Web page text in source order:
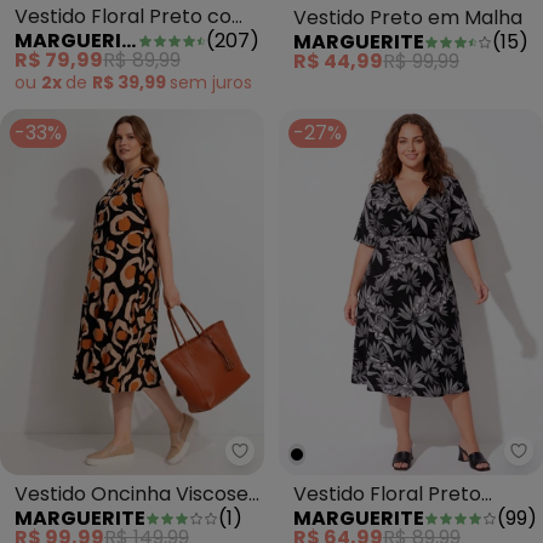
Vestido Floral Preto com
Franzidos Plus Size
MARGUERITE (207)
R$ 79,99R$ 89,99
ou 2x de R$ 39,99 sem juros
Vestido Preto em Malha
MARGUERITE
(15)
R$ 44,99R$ 99,99
-33%
Marguerite - Vestido Oncinha
Vestido Oncinha Viscose
Plana
MARGUERITE (1)
-27%
Vestido Floral Preto
Transpassado Plus Size
MARGUERITE (99)